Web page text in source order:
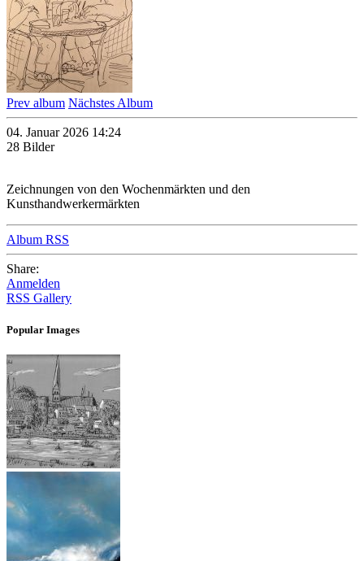
Prev album Nächstes Album
04. Januar 2026 14:24
28 Bilder
Zeichnungen von den Wochenmärkten und den
Kunsthandwerkermärkten
Album RSS
Share:
Anmelden
RSS Gallery
Popular Images